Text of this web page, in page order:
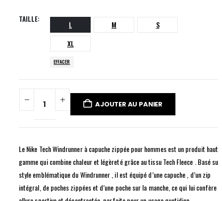
TAILLE
L M
S
XL
EFFACER
AJOUTER AU PANIER
Le Nike Tech Windrunner à capuche zippée pour hommes est un produit haut
gamme qui combine chaleur et légèreté grâce au tissu Tech Fleece . Basé
style emblématique du Windrunner , il est équipé d’une capuche , d’un zip
intégral, de poches zippées et d’une poche sur la manche, ce qui lui confère